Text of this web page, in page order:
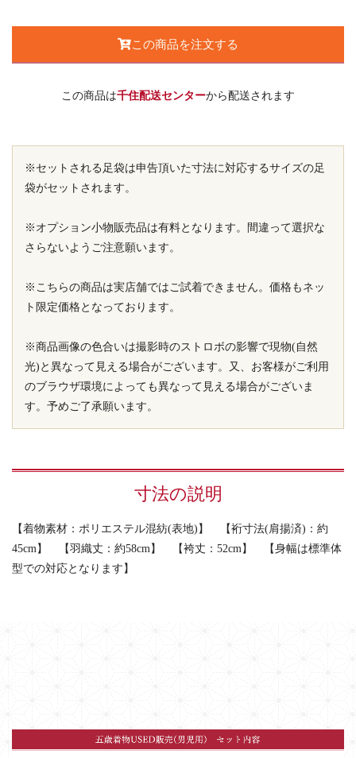
この商品を注文する
この商品は千住配送センターから配送されます
※セットされる足袋は申告頂いた寸法に対応するサイズの足
袋がセットされます。
※オプション小物販売品は有料となります。間違って選択な
さらないようご注意願います。
※こちらの商品は実店舗ではご試着できません。価格もネッ
ト限定価格となっております。
※商品画像の色合いは撮影時のストロボの影響で現物(自然
光)と異なって見える場合がございます。又、お客様がご利用
のブラウザ環境によっても異なって見える場合がございま
す。予めご了承願います。
寸法の説明
【着物素材：ポリエステル混紡(表地)】 【裄寸法(肩揚済)：約
45cm】 【羽織丈：約58cm】 【袴丈：52cm】 【身幅は標準体
型での対応となります】